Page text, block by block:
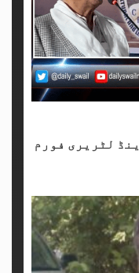
لٹریری فورم